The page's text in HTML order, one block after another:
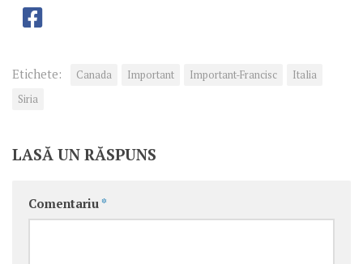
Etichete: Canada Important Important-Francisc
Italia
Siria
LASĂ UN RĂSPUNS
Comentariu *